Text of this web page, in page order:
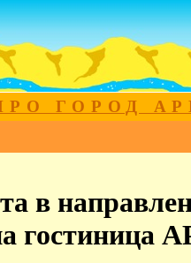
ГОРОД
в
гостиница